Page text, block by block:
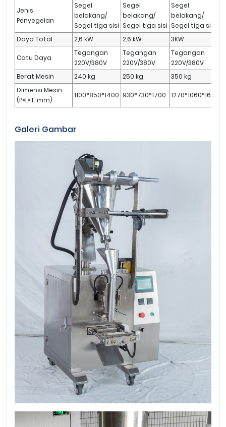
Jenis
Penyegelan
Segel
belakang/
Segel tiga sisi
Segel
belakang/
Segel tiga sisi
Segel
belakang/
Segel tiga sisi
Daya Total
2,6 kW 2,6 kW 3KW
Catu Daya
Tegangan
220V/380V
Tegangan
220V/380V
Tegangan
220V/380V
Berat Mesin
240 kg 250 kg 350 kg
Dimensi Mesin
(P×L×T, mm)
1100*850*1400 930*730*1700 1270*1060*1600
Galeri Gambar